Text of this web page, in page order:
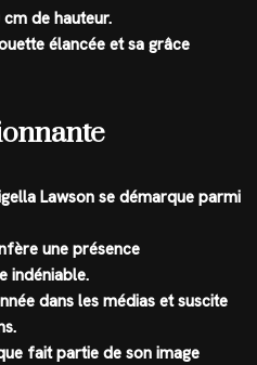
cm de hauteur.
élancée et sa grâce
Lawson se démarque parmi
une présence
indéniable.
dans les médias et suscite
fait partie de son image